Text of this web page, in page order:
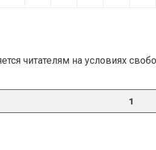
читателям на условиях
1